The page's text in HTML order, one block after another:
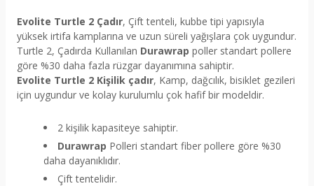
Evolite Turtle 2 Çadır, Çift tenteli, kubbe tipi yapısıyla
yüksek irtifa kamplarına ve uzun süreli yağışlara çok uygundur.
Turtle 2, Çadırda Kullanılan Durawrap poller standart pollere
göre %30 daha fazla rüzgar dayanımına sahiptir.
Evolite Turtle 2 Kişilik çadır, Kamp, dağcılık, bisiklet gezileri
için uygundur ve kolay kurulumlu çok hafif bir modeldir.
2 kişilik kapasiteye sahiptir.
Durawrap Polleri standart fiber pollere göre %30
daha dayanıklıdır.
Çift tentelidir.